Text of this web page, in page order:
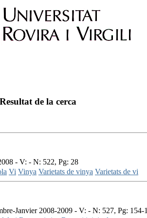
Resultat de la cerca
- V: - N: 522, Pg: 28
Vi Vinya Varietats de vinya Varietats de vi
Janvier 2008-2009 - V: - N: 527, Pg: 154-